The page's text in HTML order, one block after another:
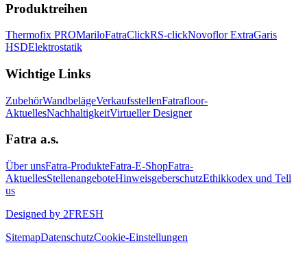
Produktreihen
Thermofix PROMariloFatraClickRS-clickNovoflor ExtraGaris
HSDElektrostatik
Wichtige Links
ZubehörWandbelägeVerkaufsstellenFatrafloor-
AktuellesNachhaltigkeitVirtueller Designer
Fatra a.s.
Über unsFatra-ProdukteFatra-E-ShopFatra-
AktuellesStellenangeboteHinweisgeberschutzEthikkodex und Tell
us
Designed by 2FRESH
SitemapDatenschutzCookie-Einstellungen